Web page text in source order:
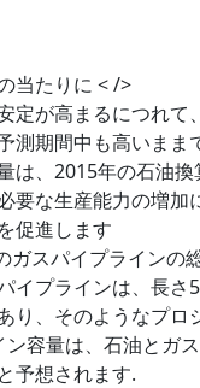
当たりに < />
定が高まるにつれ
測期間中も高いまま
は、2015年の石油
要な生産能力の増加
促進します
ガスパイプラインの
イプラインは、長
り、そのようなプ
容量は、石油とガ
予想されます.